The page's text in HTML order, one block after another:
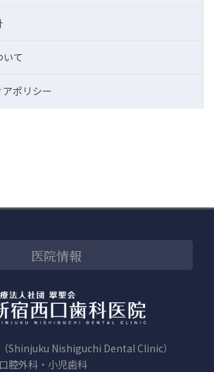
て
ポリシー
医院情報
Shinjuku Nishiguchi Dental Clinic）
腔外科・小児歯科